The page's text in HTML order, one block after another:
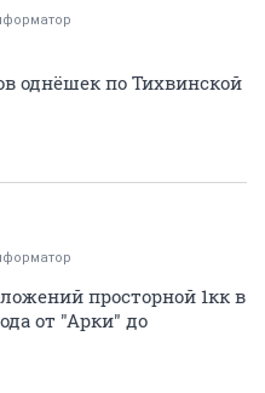
однёшек по Тихвинской
просторной 1кк в
от "Арки" до